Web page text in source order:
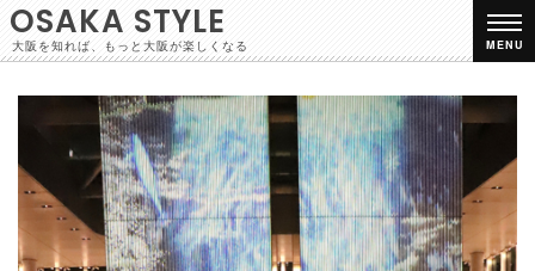
OSAKA STYLE
大阪を知れば、もっと大阪が楽しくなる MENU